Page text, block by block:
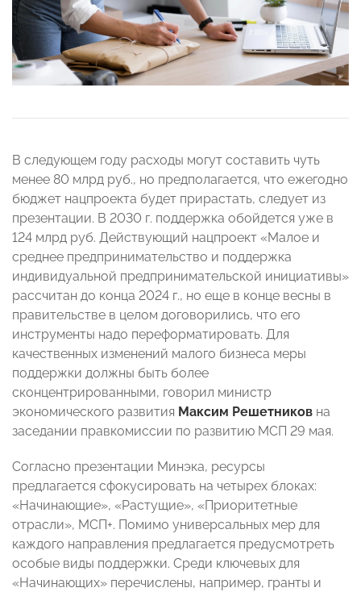
В следующем году расходы могут составить чуть
менее 80 млрд руб., но предполагается, что ежегодно
бюджет нацпроекта будет прирастать, следует из
презентации. В 2030 г. поддержка обойдется уже в
124 млрд руб. Действующий нацпроект «Малое и
среднее предпринимательство и поддержка
индивидуальной предпринимательской инициативы»
рассчитан до конца 2024 г., но еще в конце весны в
правительстве в целом договорились, что его
инструменты надо переформатировать. Для
качественных изменений малого бизнеса меры
поддержки должны быть более
сконцентрированными, говорил министр
экономического развития Максим Решетников на
заседании правкомиссии по развитию МСП 29 мая.
Согласно презентации Минэка, ресурсы
предлагается сфокусировать на четырех блоках:
«Начинающие», «Растущие», «Приоритетные
отрасли», МСП+. Помимо универсальных мер для
каждого направления предлагается предусмотреть
особые виды поддержки. Среди ключевых для
«Начинающих» перечислены, например, гранты и